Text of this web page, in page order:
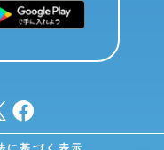
facebook